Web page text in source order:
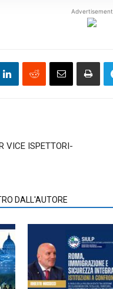
Advertisement
VICE ISPETTORI-
DALL'AUTORE